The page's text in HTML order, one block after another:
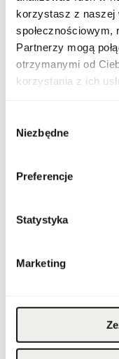
korzystasz z naszej
społecznościowym,
Partnerzy mogą
otrzymanymi od
korzystania z ich
zgody
Niezbędne
Preferencje
Statystyka
Marketing
Wysokość